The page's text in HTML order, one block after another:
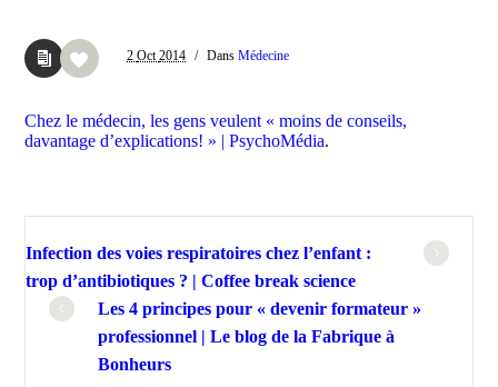
2Oct2014 / DansMédecine
Chez le médecin, les gens veulent « moins de conseils,
davantage d’explications! » | PsychoMédia.
Infection des voies respiratoires chez l’enfant :
trop d’antibiotiques ? | Coffee break science
Les 4 principes pour « devenir formateur »
professionnel | Le blog de la Fabrique à
Bonheurs